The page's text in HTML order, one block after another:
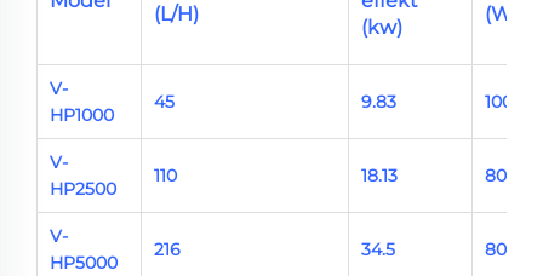
(L/H)
(kw)
(W/L)
V-
HP1000
45 9.83 100-
V-
HP2500
110 18.13 80-100
V-
HP5000
216 34.5 80-100